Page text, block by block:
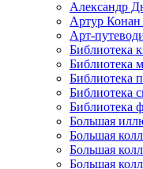
Александр
Артур
Арт-
Библиотека
Библиотека
Библиотека
Библиотека
Библиотека
Большая
Большая
Большая
Большая